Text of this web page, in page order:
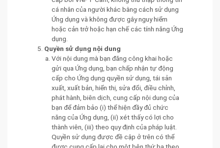
cá nhân của người khác bằng cách sử dụng
Ứng dụng và không được gây nguy hiểm
hoặc cản trở hoặc hạn chế các tính năng Ứng
dụng.
Quyền sử dụng nội dung
Với nội dung mà bạn đăng công khai hoặc
gửi qua Ứng dụng, bạn chấp nhận tự động
cấp cho Ứng dụng quyền sử dụng, tái sản
xuất, xuất bản, hiển thị, sửa đổi, điều chỉnh,
phát hành, biên dịch, cung cấp nội dung của
bạn để đảm bảo (i) thể hiện đầy đủ chức
năng của Ứng dụng, (ii) xét thấy có lợi cho
thành viên, (iii) theo quy định của pháp luật.
Quyền sử dụng được đề cập ở trên có thể